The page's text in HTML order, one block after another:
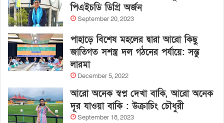
পিএইচডি ডিগ্রি অর্জন
September 20, 2023
পাহাড়ে বিশেষ মহলের দ্বারা আরো কিছু
জাতিগত সশস্ত্র দল গঠনের পর্যায়ে: সন্তু
লারমা
December 5, 2022
আরো অনেক স্বপ্ন দেখা বাকি, আরো অনেক
দূর যাওয়া বাকি : উক্রাচিং চৌধুরী
September 18, 2023